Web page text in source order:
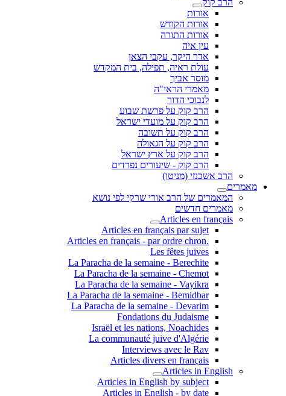
הרב קוק
אורות
אורות הקודש
אורות התורה
עין איה
אדר היקר, עקבי הצאן
עולת ראיה, תפילה, בית המקדש
מוסר אביך
מאמרי הראי"ה
לנבוכי הדור
הרב קוק על פרשת שבוע
הרב קוק על מועדי ישראל
הרב קוק על תשובה
הרב קוק על הגאולה
הרב קוק על ארץ ישראל
הרב קוק - שיעורים נפרדים
הרב אשכנזי (מניטו)
מאמרים
המאמרים של הרב אורי שרקי לפי נושא
מאמרים חדשים
Articles en français
Articles en français par sujet
.Articles en français - par ordre chron
Les fêtes juives
La Paracha de la semaine - Berechite
La Paracha de la semaine - Chemot
La Paracha de la semaine - Vayikra
La Paracha de la semaine - Bemidbar
La Paracha de la semaine - Devarim
Fondations du Judaisme
Israël et les nations, Noachides
La communauté juive d'Algérie
Interviews avec le Rav
Articles divers en français
Articles in English
Articles in English by subject
Articles in English - by date